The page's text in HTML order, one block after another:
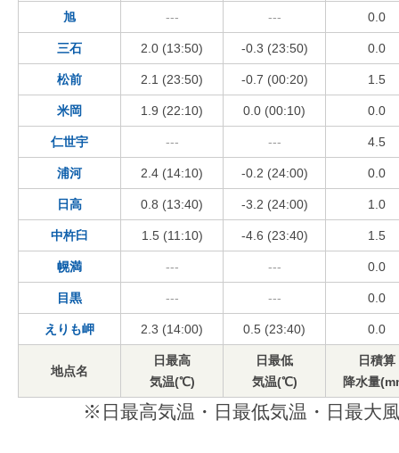
旭 --- --- 0.0
三石 2.0 (13:50) -0.3 (23:50) 0.0
松前 2.1 (23:50) -0.7 (00:20) 1.5
米岡 1.9 (22:10) 0.0 (00:10) 0.0
仁世宇 --- --- 4.5
浦河 2.4 (14:10) -0.2 (24:00) 0.0
日高 0.8 (13:40) -3.2 (24:00) 1.0
中杵臼 1.5 (11:10) -4.6 (23:40) 1.5
幌満 --- --- 0.0
目黒 --- --- 0.0
えりも岬 2.3 (14:00) 0.5 (23:40) 0.0
地点名
日最高
気温(℃)
日最低
気温(℃)
日積算
降水量
※日最高気温・日最低気温・日最大